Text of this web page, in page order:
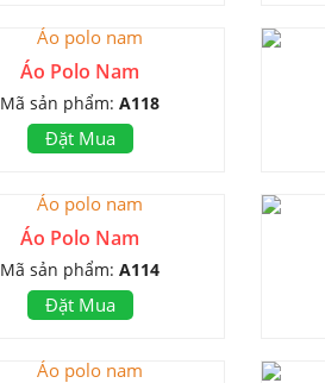
Áo Polo Nam
Mã sản phẩm:A118
Đặt Mua
Áo Polo Nam
Mã sản phẩm:A114
Đặt Mua